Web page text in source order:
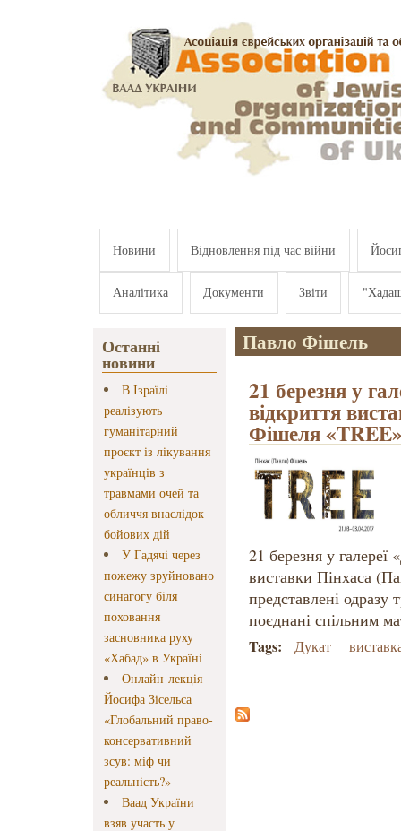
Новини Відновлення під час війни
Аналітика Документи Звіти
Останні
новини
В Ізраїлі
реалізують
гуманітарний
проєкт із лікування
українців з
травмами очей та
обличчя внаслідок
бойових дій
У Гадячі через
пожежу зруйновано
синагогу біля
поховання
засновника руху
«Хабад» в Україні
Онлайн-лекція
Йосифа Зісельса
«Глобальний право-
консервативний
зсув: міф чи
реальність?»
Ваад України
взяв участь у
Павло Фішель
21 березня у
відкриття
Фішеля
21 березня у галереї
виставки Пінхаса
представлені одразу
поєднані спільним
Tags: Дукат